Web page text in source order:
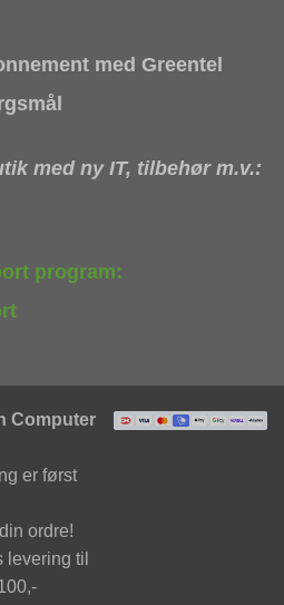
med Greentel
med ny IT, tilbehør m.v.:
program:
Computer
er først
ordre!
levering til